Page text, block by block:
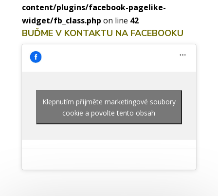
content/plugins/facebook-pagelike-
widget/fb_class.php on line 42
BUĎME V KONTAKTU NA FACEBOOKU
Klepnutím přijměte marketingové soubory
cookie a povolte tento obsah